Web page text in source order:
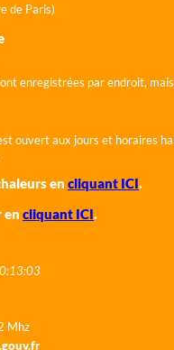
de Paris)
enregistrées par endroit,
ouvert aux jours et horaires
en cliquant ICI.
en cliquant ICI.
Mhz